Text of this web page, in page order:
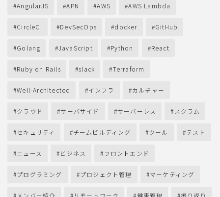
AngularJS APN AWS AWS Lambda
CircleCI DevSecOps docker GitHub
Golang JavaScript Python React
Ruby on Rails slack Terraform
Well-Architected インフラ カルチャー
クラウド サーバサイド サーバーレス スクラム
セキュリティ チームビルディング ツール テスト
ニュース ビジネス フロントエンド
プログラミング プロジェクト管理 マーケティング
メンバー紹介 リモートワーク 健康管理 振り返り